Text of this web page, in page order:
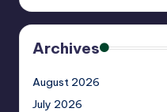
Archives
August 2026
July 2026